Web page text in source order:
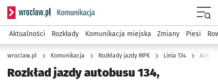
Serwis informacyjny wroclaw.pl podserwis: Komunikacja
Aktualności Rozkłady Komunikacja miejska Zmiany Piesi
wroclaw.pl Komunikacja Rozkłady jazdy MPK Linia 134
Rozkład jazdy autobusu 134,